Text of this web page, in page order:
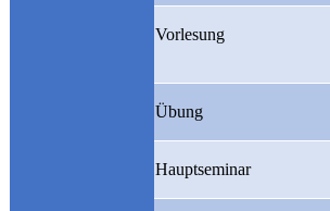
Vorlesung
Übung
Hauptseminar